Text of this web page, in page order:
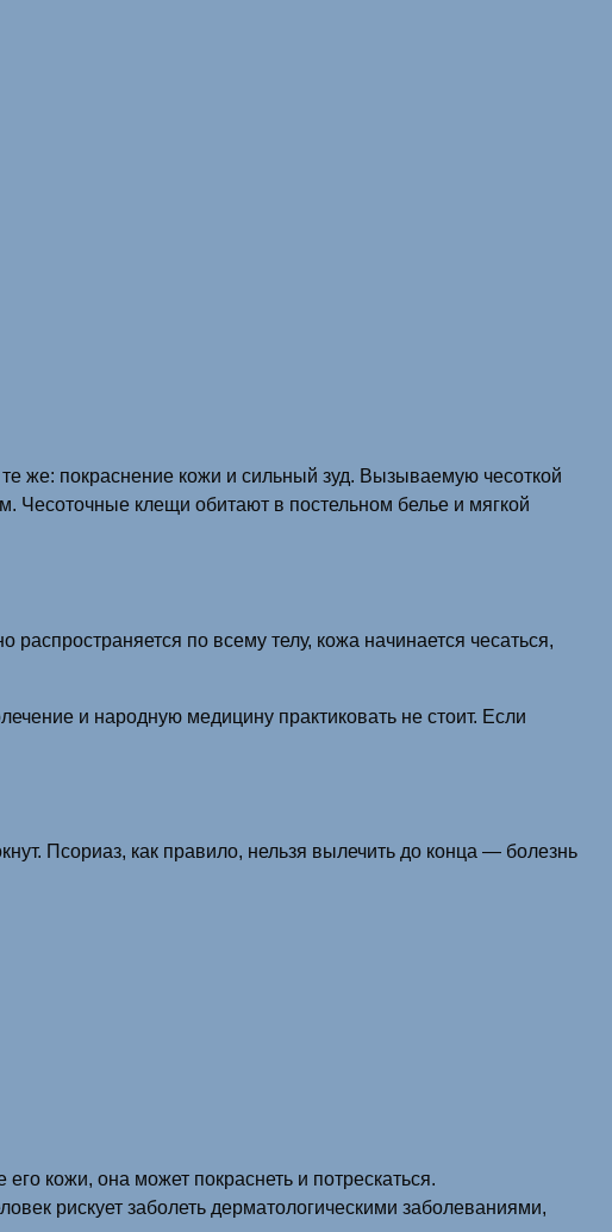
же: покраснение кожи и сильный зуд. Вызываемую чесоткой
клещи обитают в постельном белье и мягкой
распространяется по всему телу, кожа начинается чесаться,
и народную медицину практиковать не стоит. Если
Псориаз, как правило, нельзя вылечить до конца — болезнь
кожи, она может покраснеть и потрескаться.
рискует заболеть дерматологическими заболеваниями,